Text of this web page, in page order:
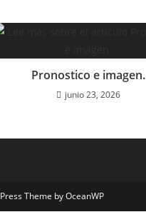
Pronostico e imagen.
junio 23, 2026
Theme by OceanWP